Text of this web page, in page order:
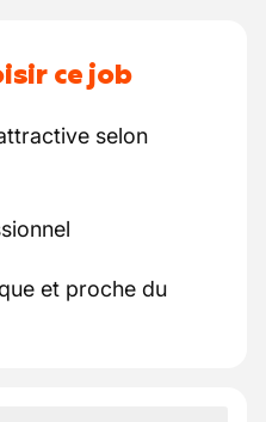
ce job
selon
et proche du